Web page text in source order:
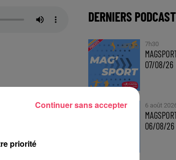
cavaliers et les
"
en jockeys,
Jousselin, c'est
fois le
DERNIERS
7h30
07/08/26
6 août
06/08/26
priorité
Continuer sans accepter